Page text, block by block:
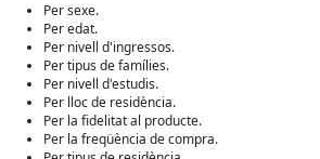
Per sexe.
Per edat.
Per nivell d'ingressos.
Per tipus de famílies.
Per nivell d'estudis.
Per lloc de residència.
Per la fidelitat al producte.
Per la freqüència de compra.